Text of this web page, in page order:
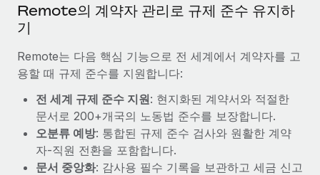
규정 준수 관련 위험에 선제적으로 대응
전 세계 IT 장비 제공 및 추적 관리
법인 설립
법인 설립을 빠르고 준법적으로 지원
글로벌 인재 이동 및 전근
직원 해외 이전을 간편하게 처리
블로그
EOR 및 PEO
계약자 관리
세금
블로그 둘러보기
Remote의 계약자 관리로 규제 준수 유지하
기
Remote는 다음 핵심 기능으로 전 세계에서 계약자를 고
용할 때 규제 준수를 지원합니다:
전 세계 규제 준수 지원: 현지화된 계약서와 적절한
문서로 200+개국의 노동법 준수를 보장합니다.
오분류 예방: 통합된 규제 준수 검사와 원활한 계약
자-직원 전환을 포함합니다.
문서 중앙화: 감사용 필수 기록을 보관하고 세금 신고